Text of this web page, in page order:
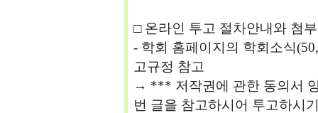
□ 온라인 투고 절차안내와 첨
- 학회 홈페이지의 학회소식
고규정 참고
→ *** 저작권에 관한 동의서
번 글을 참고하시어 투고하시